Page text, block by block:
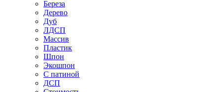
Береза
Дерево
Дуб
ЛДСП
Массив
Пластик
Шпон
Экошпон
С патиной
ДСП